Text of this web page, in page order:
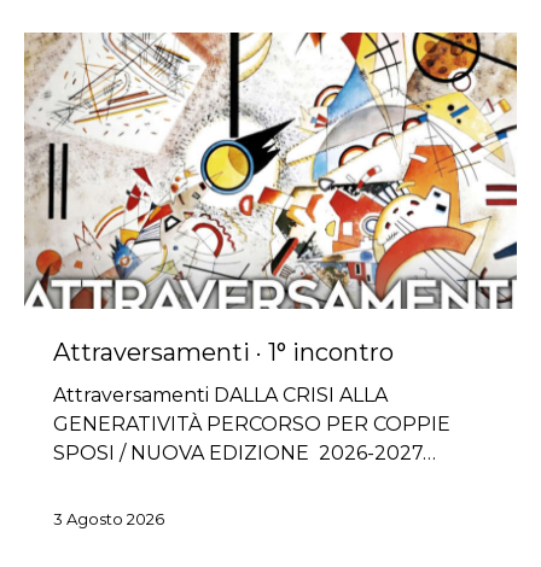
Attraversamenti · 1° incontro
Attraversamenti DALLA CRISI ALLA
GENERATIVITÀ PERCORSO PER COPPIE
SPOSI / NUOVA EDIZIONE 2026-2027…
3 Agosto 2026